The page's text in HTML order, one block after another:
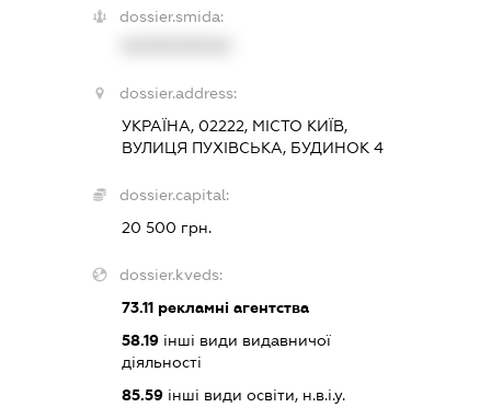
dossier.smida:
dossier.address:
УКРАЇНА, 02222, МІСТО КИЇВ,
ВУЛИЦЯ ПУХІВСЬКА, БУДИНОК 4
dossier.capital:
20 500 грн.
dossier.kveds:
73.11рекламні агентства
58.19інші види видавничої
діяльності
85.59інші види освіти, н.в.і.у.